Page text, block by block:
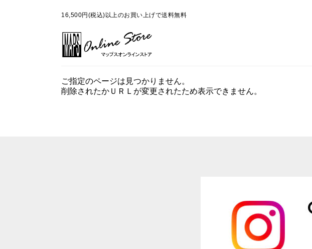
16,500円(税込)以上のお買い上げで送料無料
ご指定のページは見つかりません。
削除されたかＵＲＬが変更されたため表示できません。